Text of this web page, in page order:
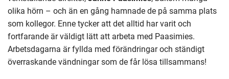
olika hörn – och än en gång hamnade de på samma plats
som kollegor. Enne tycker att det alltid har varit och
fortfarande är väldigt lätt att arbeta med Paasimies.
Arbetsdagarna är fyllda med förändringar och ständigt
överraskande vändningar som de får lösa tillsammans!